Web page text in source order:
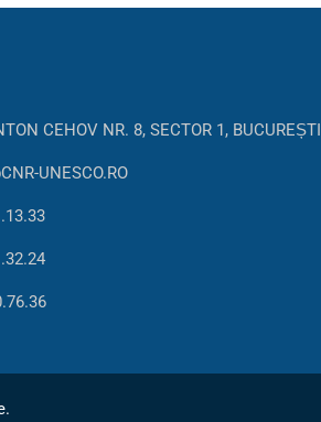
CEHOV NR. 8, SECTOR 1, BUCUREȘTI
UNESCO.RO